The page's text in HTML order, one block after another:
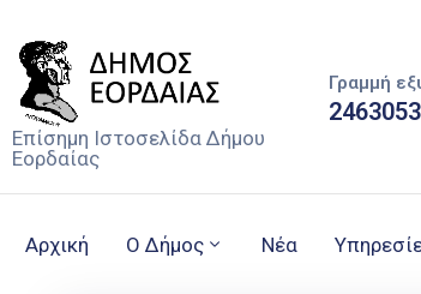
Επίσημη Ιστοσελίδα Δήμου
Εορδαίας
Γραμμή
Αρχική Ο Δήμος Νέα